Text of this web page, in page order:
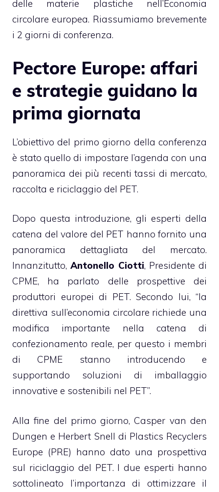
delle materie plastiche nell’Economia
circolare europea. Riassumiamo brevemente
i 2 giorni di conferenza.
Pectore Europe: affari
e strategie guidano la
prima giornata
L’obiettivo del primo giorno della conferenza
è stato quello di impostare l’agenda con una
panoramica dei più recenti tassi di mercato,
raccolta e riciclaggio del PET.
Dopo questa introduzione, gli esperti della
catena del valore del PET hanno fornito una
panoramica dettagliata del mercato.
Innanzitutto,Antonello Ciotti, Presidente di
CPME, ha parlato delle prospettive dei
produttori europei di PET. Secondo lui, “la
direttiva sull’economia circolare richiede una
modifica importante nella catena di
confezionamento reale, per questo i membri
di CPME stanno introducendo e
supportando soluzioni di imballaggio
innovative e sostenibili nel PET”.
Alla fine del primo giorno, Casper van den
Dungen e Herbert Snell di Plastics Recyclers
Europe (PRE) hanno dato una prospettiva
sul riciclaggio del PET. I due esperti hanno
sottolineato l’importanza di ottimizzare il